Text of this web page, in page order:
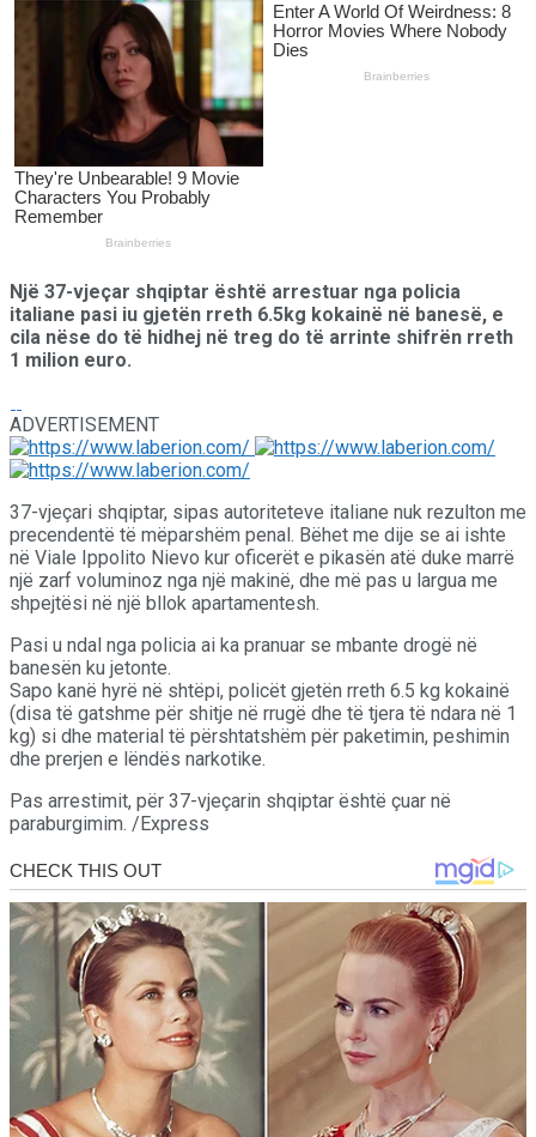
Një 37-vjeçar shqiptar është arrestuar nga policia
italiane pasi iu gjetën rreth 6.5kg kokainë në banesë, e
cila nëse do të hidhej në treg do të arrinte shifrën rreth
1 milion euro.
ADVERTISEMENT
37-vjeçari shqiptar, sipas autoriteteve italiane nuk rezulton me
precendentë të mëparshëm penal. Bëhet me dije se ai ishte
në Viale Ippolito Nievo kur oficerët e pikasën atë duke marrë
një zarf voluminoz nga një makinë, dhe më pas u largua me
shpejtësi në një bllok apartamentesh.
Pasi u ndal nga policia ai ka pranuar se mbante drogë në
banesën ku jetonte.
Sapo kanë hyrë në shtëpi, policët gjetën rreth 6.5 kg kokainë
(disa të gatshme për shitje në rrugë dhe të tjera të ndara në 1
kg) si dhe material të përshtatshëm për paketimin, peshimin
dhe prerjen e lëndës narkotike.
Pas arrestimit, për 37-vjeçarin shqiptar është çuar në
paraburgimim. /Express